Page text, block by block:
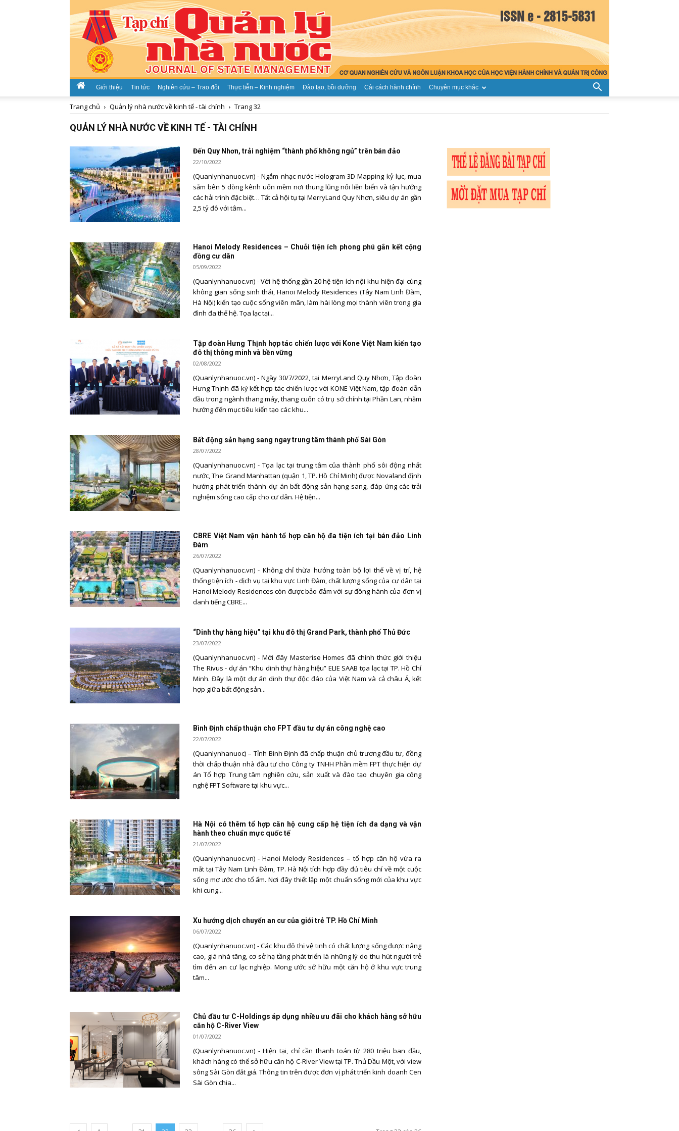
chí
Quản
lý
nước
Giới thiệu Tin tức Nghiên cứu – Trao đổi Thực tiễn – Kinh nghiệm Đào tạo, bồi dưỡng Cải cách hành chính Chuyên mục khác
Trang chủ Quản lý nhà nước về kinh tế - tài chính Trang 32
QUẢN LÝ NHÀ NƯỚC VỀ KINH TẾ - TÀI CHÍNH
Đến Quy Nhơn, trải nghiệm “thành phố không ngủ” trên bán đảo
22/10/2022
(Quanlynhanuoc.vn) - Ngắm nhạc nước Hologram 3D Mapping kỷ lục, mua
sắm bên 5 dòng kênh uốn mềm nơi thung lũng nối liền biển và tận hưởng
các hải trình đặc biệt… Tất cả hội tụ tại MerryLand Quy Nhơn, siêu dự án gần
2,5 tỷ đô với tâm...
Hanoi Melody Residences – Chuỗi tiện ích phong phú gắn kết cộng
đồng cư dân
05/09/2022
(Quanlynhanuoc.vn) - Với hệ thống gần 20 hệ tiện ích nội khu hiện đại cùng
không gian sống sinh thái, Hanoi Melody Residences (Tây Nam Linh Đàm,
Hà Nội) kiến tạo cuộc sống viên mãn, làm hài lòng mọi thành viên trong gia
đình đa thế hệ. Tọa lạc tại...
Tập đoàn Hưng Thịnh hợp tác chiến lược với Kone Việt Nam kiến tạo
đô thị thông minh và bền vững
02/08/2022
(Quanlynhanuoc.vn) - Ngày 30/7/2022, tại MerryLand Quy Nhơn, Tập đoàn
Hưng Thịnh đã ký kết hợp tác chiến lược với KONE Việt Nam, tập đoàn dẫn
đầu trong ngành thang máy, thang cuốn có trụ sở chính tại Phần Lan, nhằm
hướng đến mục tiêu kiến tạo các khu...
Bất động sản hạng sang ngay trung tâm thành phố Sài Gòn
28/07/2022
(Quanlynhanuoc.vn) - Tọa lạc tại trung tâm của thành phố sôi động nhất
nước, The Grand Manhattan (quận 1, TP. Hồ Chí Minh) được Novaland định
hướng phát triển thành dự án bất động sản hạng sang, đáp ứng các trải
nghiệm sống cao cấp cho cư dân. Hệ tiện...
CBRE Việt Nam vận hành tổ hợp căn hộ đa tiện ích tại bán đảo Linh
Đàm
26/07/2022
(Quanlynhanuoc.vn) - Không chỉ thừa hưởng toàn bộ lợi thế về vị trí, hệ
thống tiện ích - dịch vụ tại khu vực Linh Đàm, chất lượng sống của cư dân tại
Hanoi Melody Residences còn được bảo đảm với sự đồng hành của đơn vị
danh tiếng CBRE...
“Dinh thự hàng hiệu” tại khu đô thị Grand Park, thành phố Thủ Đức
23/07/2022
(Quanlynhanuoc.vn) - Mới đây Masterise Homes đã chính thức giới thiệu
The Rivus - dự án “Khu dinh thự hàng hiệu” ELIE SAAB tọa lạc tại TP. Hồ Chí
Minh. Đây là một dự án dinh thự độc đáo của Việt Nam và cả châu Á, kết
hợp giữa bất động sản...
Bình Định chấp thuận cho FPT đầu tư dự án công nghệ cao
22/07/2022
(Quanlynhanuoc) – Tỉnh Bình Định đã chấp thuận chủ trương đầu tư, đồng
thời chấp thuận nhà đầu tư cho Công ty TNHH Phần mềm FPT thực hiện dự
án Tổ hợp Trung tâm nghiên cứu, sản xuất và đào tạo chuyên gia công
nghệ FPT Software tại khu vực...
Hà Nội có thêm tổ hợp căn hộ cung cấp hệ tiện ích đa dạng và vận
hành theo chuẩn mực quốc tế
21/07/2022
(Quanlynhanuoc.vn) - Hanoi Melody Residences – tổ hợp căn hộ vừa ra
mắt tại Tây Nam Linh Đàm, TP. Hà Nội tích hợp đầy đủ tiêu chí về một cuộc
sống mơ ước cho tổ ấm. Nơi đây thiết lập một chuẩn sống mới của khu vực
khi cung...
Xu hướng dịch chuyển an cư của giới trẻ TP. Hồ Chí Minh
06/07/2022
(Quanlynhanuoc.vn) - Các khu đô thị vệ tinh có chất lượng sống được nâng
cao, giá nhà tăng, cơ sở hạ tầng phát triển là những lý do thu hút người trẻ
tìm đến an cư lạc nghiệp. Mong ước sở hữu một căn hộ ở khu vực trung
tâm...
Chủ đầu tư C-Holdings áp dụng nhiều ưu đãi cho khách hàng sở hữu
căn hộ C-River View
01/07/2022
(Quanlynhanuoc.vn) - Hiện tại, chỉ cần thanh toán từ 280 triệu ban đầu,
khách hàng có thể sở hữu căn hộ C-River View tại TP. Thủ Dầu Một, với view
sông Sài Gòn đắt giá. Thông tin trên được đơn vị phát triển kinh doanh Cen
Sài Gòn chia...